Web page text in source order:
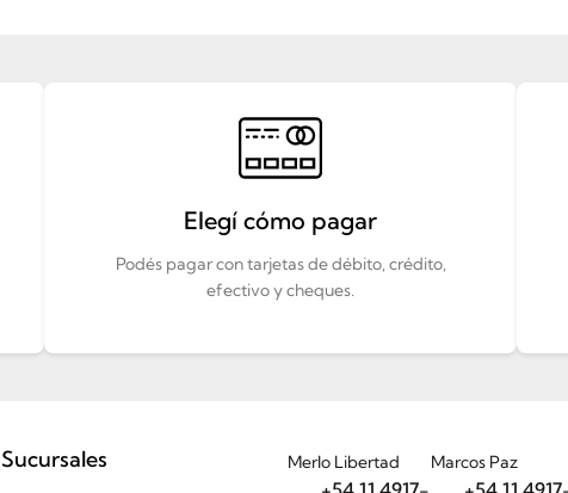
Elegí cómo pagar
Podés pagar con tarjetas de débito, crédito,
efectivo y cheques.
Sucursales Merlo Libertad Marcos Paz